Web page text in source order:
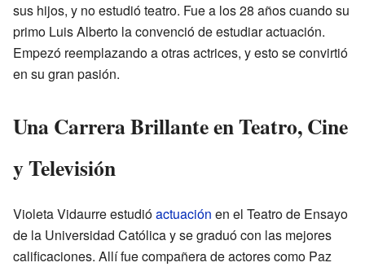
sus hijos, y no estudió teatro. Fue a los 28 años cuando su
primo Luis Alberto la convenció de estudiar actuación.
Empezó reemplazando a otras actrices, y esto se convirtió
en su gran pasión.
Una Carrera Brillante en Teatro, Cine
y Televisión
Violeta Vidaurre estudióactuación en el Teatro de Ensayo
de la Universidad Católica y se graduó con las mejores
calificaciones. Allí fue compañera de actores como Paz